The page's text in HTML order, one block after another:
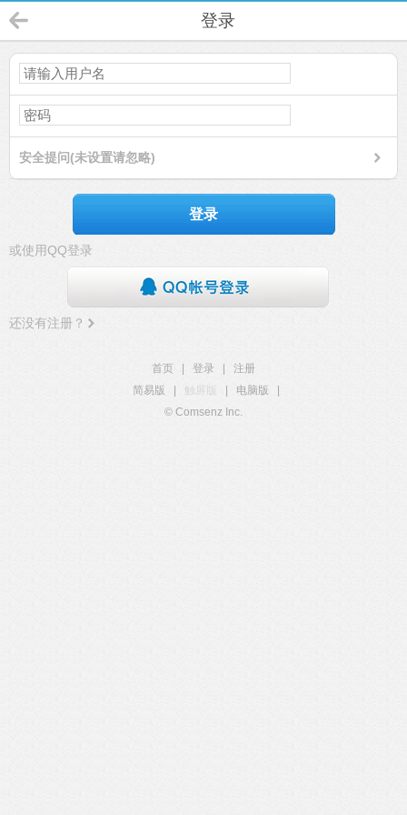
登录
安全提问(未设置请忽略)
登录
或使用QQ登录
还没有注册？
首页 登录
注册
简易版
触屏版 电脑版
© Comsenz Inc.